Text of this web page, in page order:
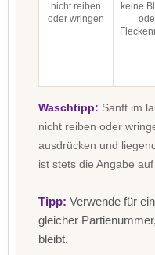
nicht reiben
oder wringen
keine
Waschtipp: Sanft im
nicht reiben oder
ausdrücken und
ist stets die Angabe
Tipp: Verwende für
gleicher
bleibt.